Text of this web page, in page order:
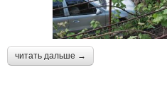
читать дальше →